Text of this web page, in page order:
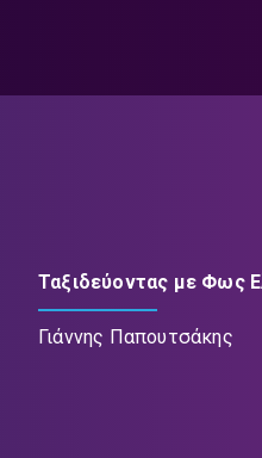
Ταξιδεύοντας με Φως
Γιάννης Παπουτσάκης